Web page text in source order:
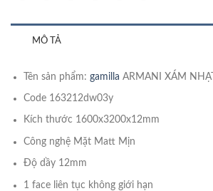
MÔ TẢ
Tên sản phẩm:gamilla ARMANI XÁM NHẠT
Code 163212dw03y
Kích thước 1600x3200x12mm
Công nghệ Mặt Matt Mịn
Độ dầy 12mm
1 face liên tục không giới hạn